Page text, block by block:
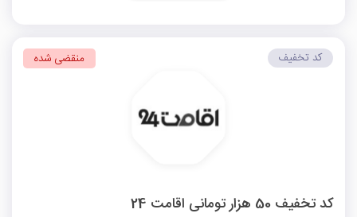
کد تخفیف 50 هزار تومانی اقامت 24
کد تخفیف منقضی شده